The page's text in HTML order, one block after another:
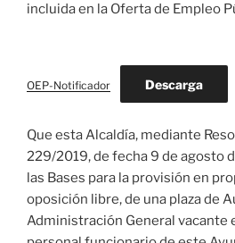
incluida en la Oferta de Empleo
OEP-Notificador Descarga
Que esta Alcaldía, mediante
229/2019, de fecha 9 de agosto
las Bases para la provisión en
oposición libre, de una plaza de
Administración General vacante